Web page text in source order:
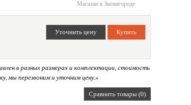
Магазин в Звенигороде
в разных размерах и комплектации, стоимость
мы перезвоним и уточним цену.»
Сравнить товары (0)